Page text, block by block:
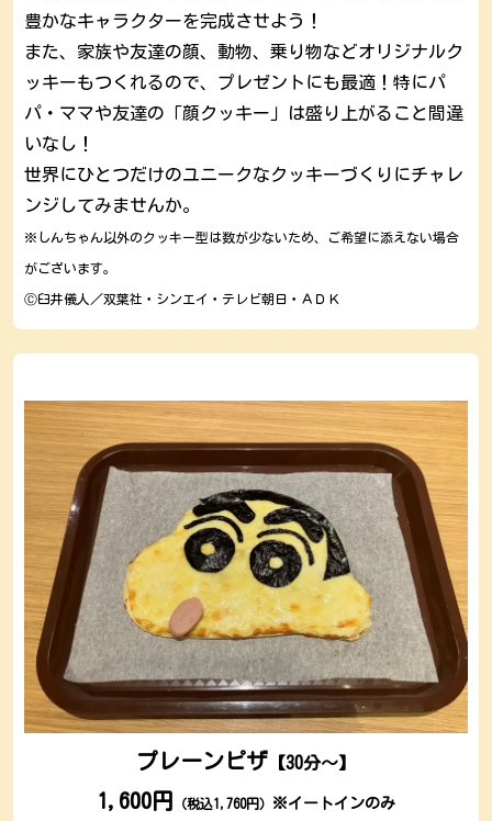
豊かなキャラクターを完成させよう！
また、家族や友達の顔、動物、乗り物などオリジナルク
ッキーもつくれるので、プレゼントにも最適！特にパ
パ・ママや友達の「顔クッキー」は盛り上がること間違
いなし！
世界にひとつだけのユニークなクッキーづくりにチャレ
ンジしてみませんか。
※しんちゃん以外のクッキー型は数が少ないため、ご希望に添えない場合
がございます。
Ⓒ臼井儀人／双葉社・シンエイ・テレビ朝日・ＡＤＫ
プレーンピザ 【30分～】
1,600円 （税込1,760円） ※イートインのみ